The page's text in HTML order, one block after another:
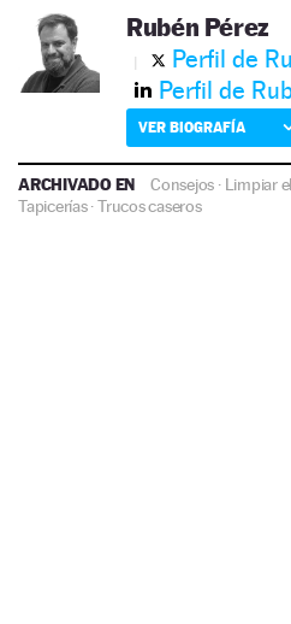
Rubén Pérez
Perfil de
Perfil de
VER BIOGRAFÍA
ARCHIVADO EN Consejos · Limpiar
Tapicerías·Trucos caseros